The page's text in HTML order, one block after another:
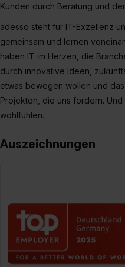
Kunden durch Beratung und
adesso steht für IT-Exzellenz
gemeinsam und lernen
haben IT im Herzen, die
durch innovative Ideen,
etwas bewegen wollen und
Projekten, die uns fordern.
wohlfühlen.
Auszeichnungen